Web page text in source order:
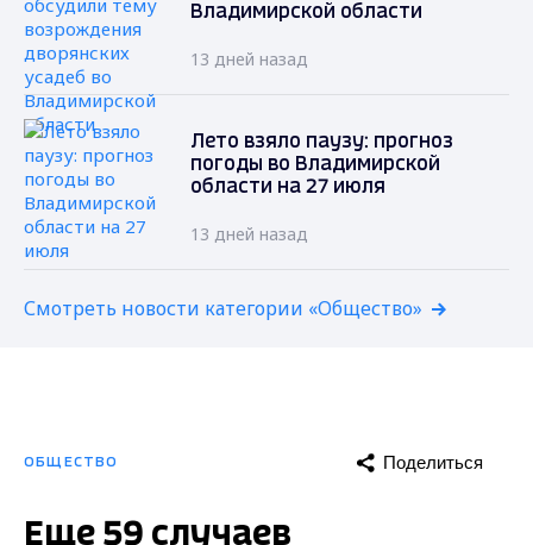
Владимирской области
13 дней назад
Лето взяло паузу: прогноз
погоды во Владимирской
области на 27 июля
13 дней назад
Смотреть новости категории «Общество»
ОБЩЕСТВО Поделиться
Еще 59 случаев